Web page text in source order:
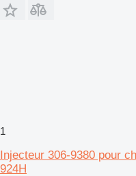
1
Injecteur 306-9380 pour
924H